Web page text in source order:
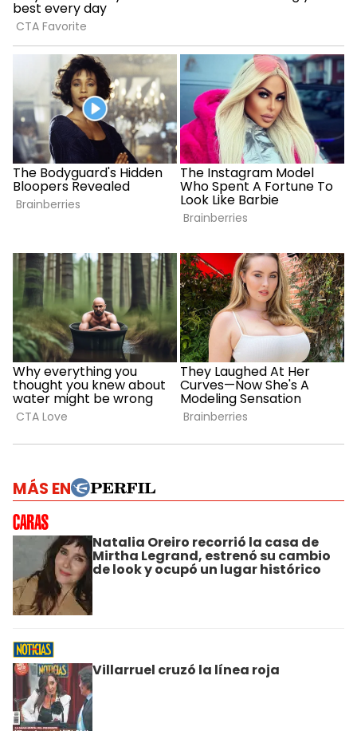
MÁS EN
Natalia Oreiro recorrió la casa de
Mirtha Legrand, estrenó su cambio
de look y ocupó un lugar histórico
Villarruel cruzó la línea roja